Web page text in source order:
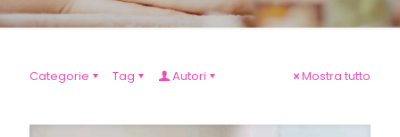
Categorie Tag Autori Mostra tutto